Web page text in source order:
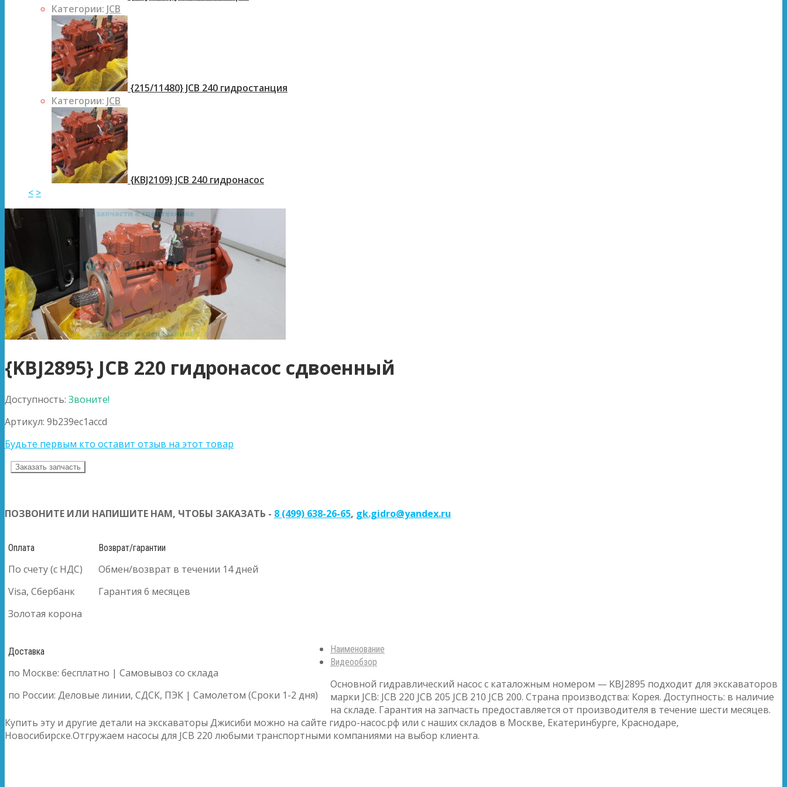
Категории: JCB
{215/11480} JCB 240 гидростанция
Категории: JCB
{KBJ2109} JCB 240 гидронасос
< >
{KBJ2895} JCB 220 гидронасос сдвоенный
Доступность: Звоните!
Артикул: 9b239ec1accd
Будьте первым кто оставит отзыв на этот товар
Заказать запчасть
ПОЗВОНИТЕ ИЛИ НАПИШИТЕ НАМ, ЧТОБЫ ЗАКАЗАТЬ - 8 (499) 638-26-65, gk.gidro@yandex.ru
Оплата
По счету (с НДС)
Visa, Сбербанк
Золотая корона
Возврат/гарантии
Обмен/возврат в течении 14 дней
Гарантия 6 месяцев
Доставка
по Москве: бесплатно | Самовывоз со склада
по России: Деловые линии, СДСК, ПЭК | Самолетом (Сроки 1-2 дня)
Наименование
Видеообзор
Основной гидравлический насоc с каталожным номером — KBJ2895 подходит для экскаваторов
марки JCB: JCB 220 JCB 205 JCB 210 JCB 200. Страна производства: Корея. Доступность: в наличие
на складе. Гарантия на запчасть предоставляется от производителя в течение шести месяцев.
Купить эту и другие детали на экскаваторы Джисиби можно на сайте гидро-насос.рф или с наших складов в Москве, Екатеринбурге, Краснодаре,
Новосибирске.Отгружаем насосы для JCB 220 любыми транспортными компаниями на выбор клиента.